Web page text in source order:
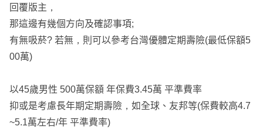
回覆版主，
那這邊有幾個方向及確認事項;
有無吸菸? 若無，則可以參考台灣優體定期壽險(最低保額5
00萬)
以45歲男性 500萬保額 年保費3.45萬 平準費率
抑或是考慮長年期定期壽險，如全球、友邦等(保費較高4.7
~5.1萬左右/年 平準費率)